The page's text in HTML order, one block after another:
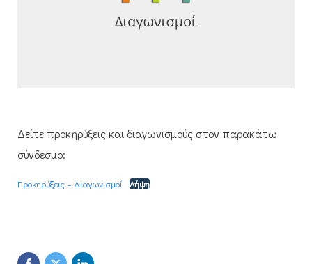
Δείτε προκηρύξεις και διαγωνισμούς στον παρακάτω
σύνδεσμο:
Προκηρύξεις – Διαγωνισμοί Λήψη